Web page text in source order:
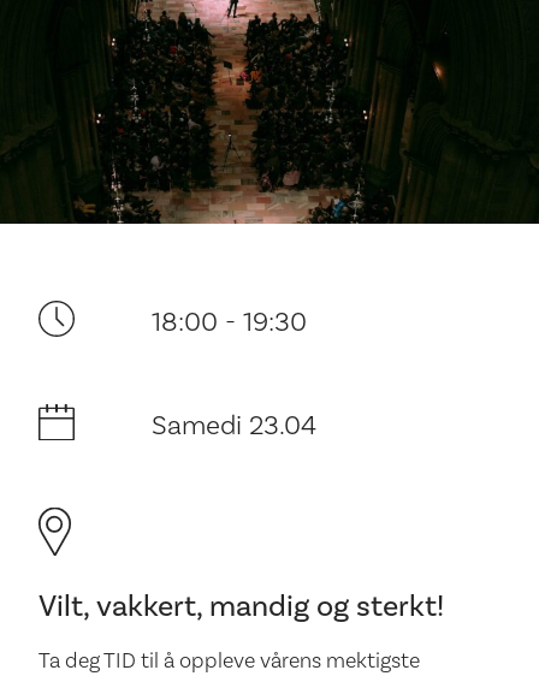
Ditt besøk
Musikk
Historie og arkitektur
18:00 - 19:30
Samedi 23.04
Vilt, vakkert, mandig og sterkt!
Ta deg TID til å oppleve vårens mektigste